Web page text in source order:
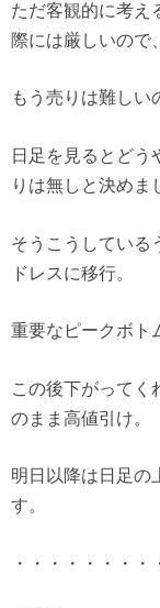
ただ客観的に考え
際には厳しいので、
もう売りは難しい
日足を見るとどう
りは無しと決めま
そうこうしている
ドレスに移行。
重要なピークボト
この後下がってく
のまま高値引け。
明日以降は日足の
す。
・・・・・・・